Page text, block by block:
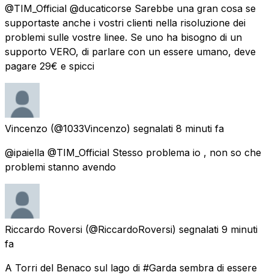
@TIM_Official @ducaticorse Sarebbe una gran cosa se
supportaste anche i vostri clienti nella risoluzione dei
problemi sulle vostre linee. Se uno ha bisogno di un
supporto VERO, di parlare con un essere umano, deve
pagare 29€ e spicci
Vincenzo (@1033Vincenzo) segnalati 8 minuti fa
@ipaiella @TIM_Official Stesso problema io , non so che
problemi stanno avendo
Riccardo Roversi (@RiccardoRoversi) segnalati 9 minuti
fa
A Torri del Benaco sul lago di #Garda sembra di essere